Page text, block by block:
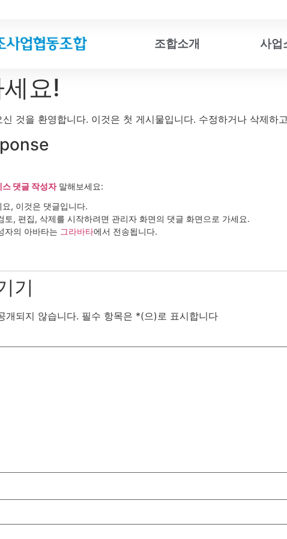
조합소개 사업
요!
것을 환영합니다. 이것은 첫 게시물입니다. 수정하거나 삭제하
댓글 작성자 말해보세요:
요, 이것은 댓글입니다.
토, 편집, 삭제를 시작하려면 관리자 화면의 댓글 화면으로 가세요.
자의 아바타는 그라바타에서 전송됩니다.
기
개되지 않습니다. 필수 항목은 *(으)로 표시합니다